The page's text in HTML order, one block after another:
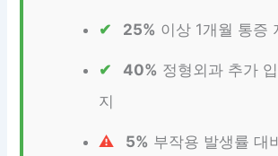
25% 이상 1개월 통증
40% 정형외과 추가
지
5% 부작용 발생률 대